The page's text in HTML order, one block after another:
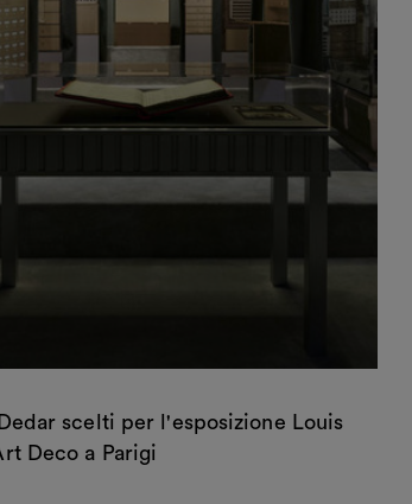
Dedar scelti per l'esposizione Louis
Deco a Parigi